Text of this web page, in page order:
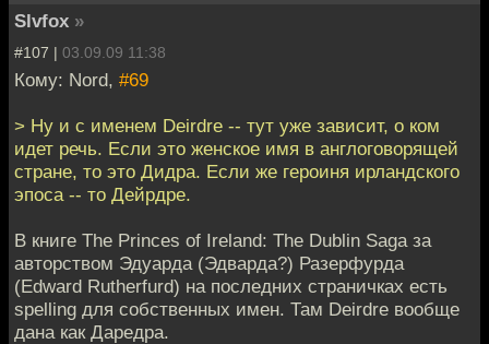
Slvfox »
#107 | 03.09.09 11:38
Кому: Nord, #69
> Ну и с именем Deirdre -- тут уже зависит, о ком
идет речь. Если это женское имя в англоговорящей
стране, то это Дидра. Если же героиня ирландского
эпоса -- то Дейрдре.
В книге The Princes of Ireland: The Dublin Saga за
авторством Эдуарда (Эдварда?) Разерфурда
(Edward Rutherfurd) на последних страничках есть
spelling для собственных имен. Там Deirdre вообще
дана как Даредра.